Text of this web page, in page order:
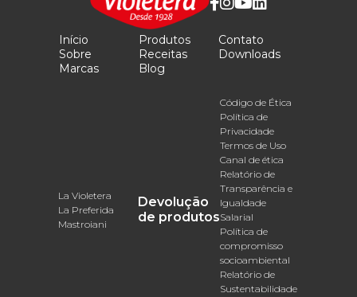
Início
Sobre
Marcas
Produtos
Receitas
Blog
Contato
Downloads
La Violetera
La Preferida
Mastroiani
Devolução
de produtos
Código de Ética
Política de
Privacidade
Termos de Uso
Canal de ética
Relatório de
Transparência e
Igualdade
Salarial
Política de
compromisso
socioambiental
Relatório de
Sustentabilidade